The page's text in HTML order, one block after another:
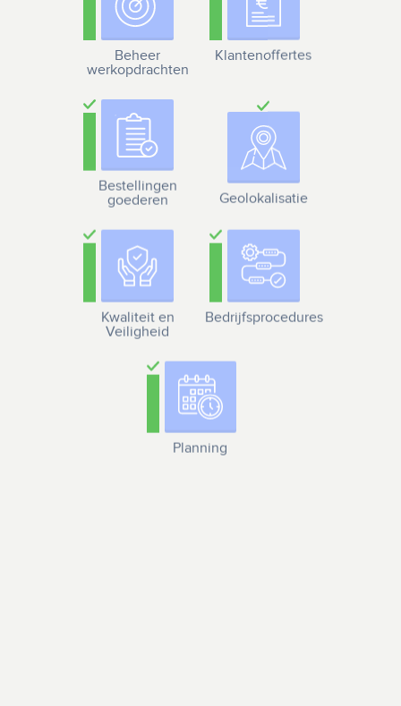
Beheer
werkopdrachten
Klantenoffertes
Bestellingen
goederen
Geolokalisatie
Kwaliteit en
Veiligheid
Bedrijfsprocedures
Planning